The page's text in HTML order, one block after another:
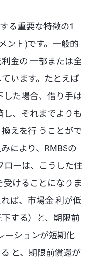
る重要な特徴の1
ント)です。一般的
金の 一部または全
います。たとえば
した場合、借り手は
し、それまでよりも
えを行 うことがで
により、RMBSの
ローは、こうした住
受けることになりま
ば、市場金 利が低
する）と、期限前
ーションが短期化
と、期限前償還が